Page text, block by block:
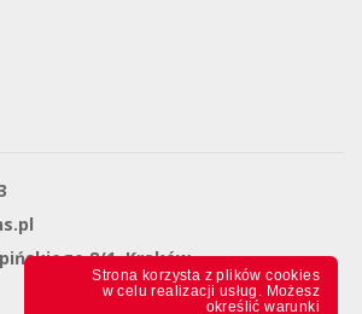
Strona korzysta z plików cookies
w celu realizacji usług. Możesz
określić warunki
8/1, Kraków